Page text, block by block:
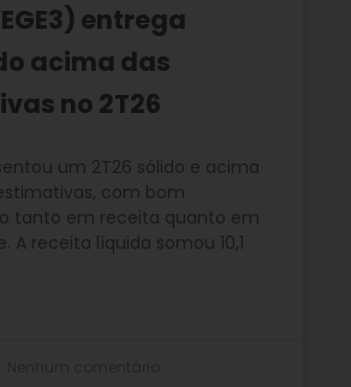
entrega
acima das
no 2T26
um 2T26 sólido e acima
com bom
tanto em receita quanto em
A receita líquida somou 10,1